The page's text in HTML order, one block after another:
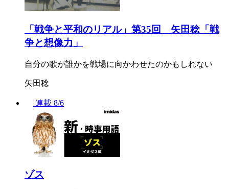
「戦争と平和のリアル」第35回 矢田稔「戦
争と想像力」
自分の歌が誰かを戦場に向かわせたのかもしれない
矢田稔
連載 8/6
ゾス